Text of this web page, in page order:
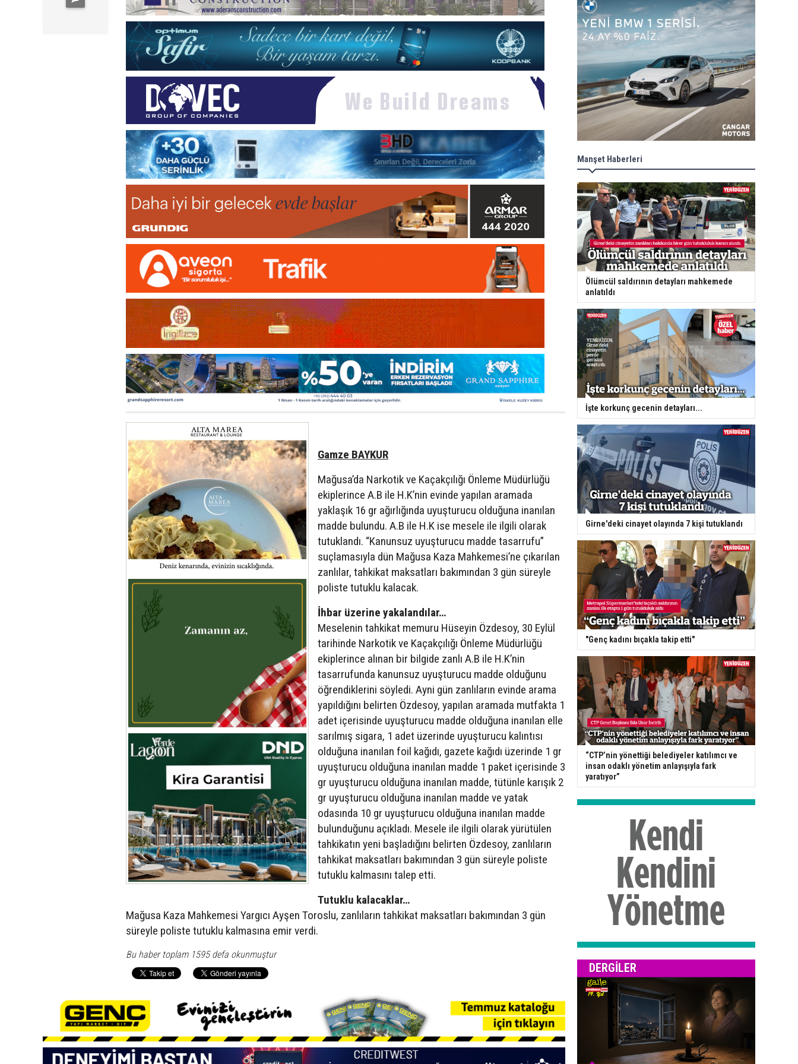
Gamze BAYKUR
Mağusa’da Narkotik ve Kaçakçılığı Önleme Müdürlüğü
ekiplerince A.B ile H.K’nin evinde yapılan aramada
yaklaşık 16 gr ağırlığında uyuşturucu olduğuna inanılan
madde bulundu. A.B ile H.K ise mesele ile ilgili olarak
tutuklandı. “Kanunsuz uyuşturucu madde tasarrufu”
suçlamasıyla dün Mağusa Kaza Mahkemesi’ne çıkarılan
zanlılar, tahkikat maksatları bakımından 3 gün süreyle
poliste tutuklu kalacak.
İhbar üzerine yakalandılar…
Meselenin tahkikat memuru Hüseyin Özdesoy, 30 Eylül
tarihinde Narkotik ve Kaçakçılığı Önleme Müdürlüğü
ekiplerince alınan bir bilgide zanlı A.B ile H.K’nin
tasarrufunda kanunsuz uyuşturucu madde olduğunu
öğrendiklerini söyledi. Ayni gün zanlıların evinde arama
yapıldığını belirten Özdesoy, yapılan aramada mutfakta 1
adet içerisinde uyuşturucu madde olduğuna inanılan elle
sarılmış sigara, 1 adet üzerinde uyuşturucu kalıntısı
olduğuna inanılan foil kağıdı, gazete kağıdı üzerinde 1 gr
uyuşturucu olduğuna inanılan madde 1 paket içerisinde 3
gr uyuşturucu olduğuna inanılan madde, tütünle karışık 2
gr uyuşturucu olduğuna inanılan madde ve yatak
odasında 10 gr uyuşturucu olduğuna inanılan madde
bulunduğunu açıkladı. Mesele ile ilgili olarak yürütülen
tahkikatın yeni başladığını belirten Özdesoy, zanlıların
tahkikat maksatları bakımından 3 gün süreyle poliste
tutuklu kalmasını talep etti.
Tutuklu kalacaklar…
Mağusa Kaza Mahkemesi Yargıcı Ayşen Toroslu, zanlıların tahkikat maksatları bakımından 3 gün
süreyle poliste tutuklu kalmasına emir verdi.
Bu haber toplam 1595 defa okunmuştur
Manşet Haberleri
Ölümcül saldırının detayları mahkemede
anlatıldı
İşte korkunç gecenin detayları...
Girne'deki cinayet olayında 7 kişi tutuklandı
"Genç kadını bıçakla takip etti"
“CTP’nin yönettiği belediyeler katılımcı ve
insan odaklı yönetim anlayışıyla fark
yaratıyor”
DERGILER